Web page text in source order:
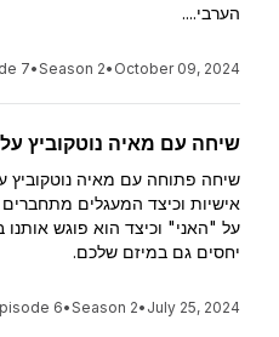
הערבי....
October 09, 2024
•
Season 2
•
7
שיחה עם מאיה נוטקוביץ
שיחה פתוחה עם מאיה נוטקוביץ
אישיות וכיצד המעגלים מתחברים
על "האני" וכיצד הוא פוגש
יחסים גם במיזם שלכם.
July 25, 2024
•
Season 2
•
6